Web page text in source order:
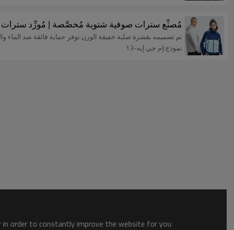
مُصنِّع سترات صوفية شتوية مُخصَّصة | مُورِّد سترات
تم تصميمه بقشرة صلبة خفيفة الوزن توفر حماية فائقة ضد الماء
نموذج:إم جي إيه-13
order to constantly improve the website for you.